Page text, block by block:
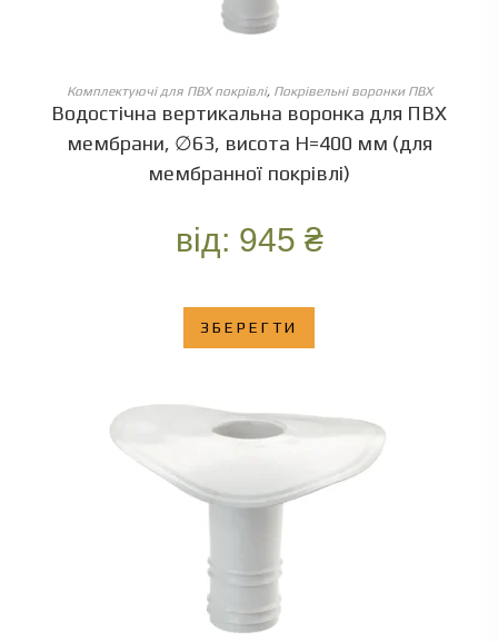
ОБЕРІТЬ ОПЦІЇ
Комплектуючі для ПВХ покрівлі, Покрівельні воронки ПВХ
Водостічна вертикальна воронка для ПВХ
мембрани, ∅63, висота Н=400 мм (для
мембранної покрівлі)
від: 945 ₴
ЗБЕРЕГТИ